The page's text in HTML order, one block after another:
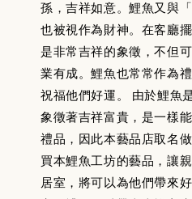
孫，吉祥如意。鯉魚又與
也被視作為財神。在客廳
是非常吉祥的象徵，不但
業有成。鯉魚也常常作為
祝福他們好運。 由於鯉魚
象徵著吉祥富貴，是一樣
禮品，因此本藝品店取名
買本鯉魚工坊的藝品，讓
居室，將可以為他們帶來